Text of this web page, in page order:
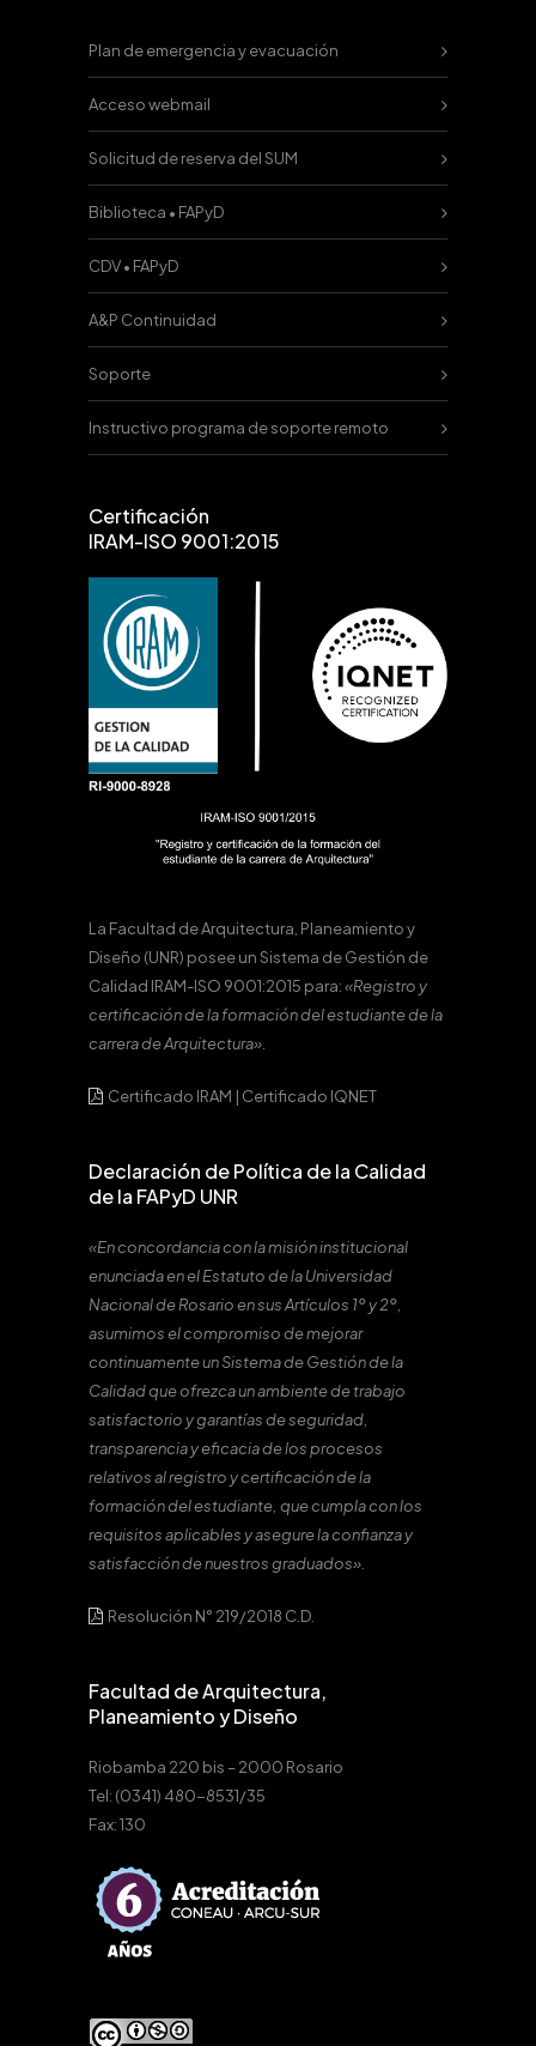
Plan de emergencia y evacuación
Acceso webmail
Solicitud de reserva del SUM
Biblioteca • FAPyD
CDV • FAPyD
A&P Continuidad
Soporte
Instructivo programa de soporte remoto
Certificación
IRAM-ISO 9001:2015
La Facultad de Arquitectura, Planeamiento y
Diseño (UNR) posee un Sistema de Gestión de
Calidad IRAM-ISO 9001:2015 para:«Registro y
certificación de la formación del estudiante de la
carrera de Arquitectura».
Certificado IRAM | Certificado IQNET
Declaración de Política de la Calidad
de la FAPyD UNR
«En concordancia con la misión institucional
enunciada en el Estatuto de la Universidad
Nacional de Rosario en sus Artículos 1º y 2º,
asumimos el compromiso de mejorar
continuamente un Sistema de Gestión de la
Calidad que ofrezca un ambiente de trabajo
satisfactorio y garantías de seguridad,
transparencia y eficacia de los procesos
relativos al registro y certificación de la
formación del estudiante, que cumpla con los
requisitos aplicables y asegure la confianza y
satisfacción de nuestros graduados».
Resolución N° 219/2018 C.D.
Facultad de Arquitectura,
Planeamiento y Diseño
Riobamba 220 bis – 2000 Rosario
Tel: (0341) 480-8531/35
Fax: 130